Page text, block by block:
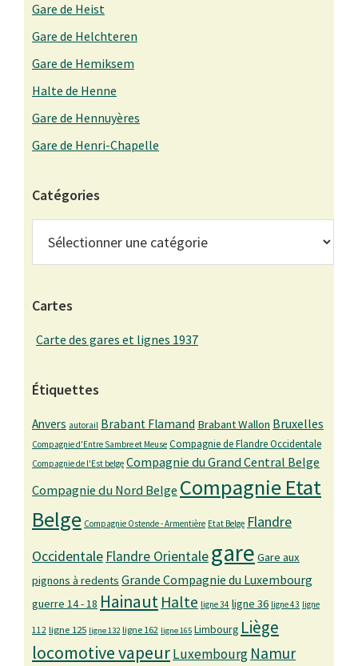
Gare de Heist
Gare de Helchteren
Gare de Hemiksem
Halte de Henne
Gare de Hennuyères
Gare de Henri-Chapelle
Catégories
Cartes
Carte des gares et lignes 1937
Étiquettes
Anvers autorail Brabant Flamand Brabant Wallon Bruxelles
Compagnie d'Entre Sambre et Meuse Compagnie de Flandre Occidentale
Compagnie de l'Est belge Compagnie du Grand Central Belge
Compagnie du Nord Belge Compagnie Etat
Belge Compagnie Ostende - Armentière Etat Belge Flandre
Occidentale Flandre Orientalegare Gare aux
pignons à redents Grande Compagnie du Luxembourg
guerre 14 - 18 Hainaut Halte ligne 34 ligne 36 ligne 43 ligne
112 ligne 125 ligne 132 ligne 162 ligne 165 Limbourg Liège
locomotive vapeurLuxembourg Namur